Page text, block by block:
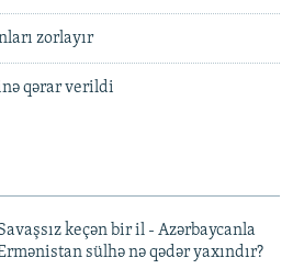
zorlayır
qərar verildi
keçən bir il - Azərbaycanla
sülhə nə qədər yaxındır?